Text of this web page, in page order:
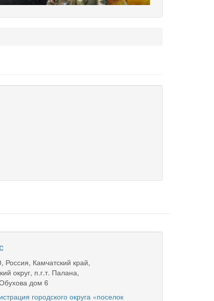
Россия, Камчатский край,
округ, п.г.т. Палана,
дом 6
городского округа «поселок